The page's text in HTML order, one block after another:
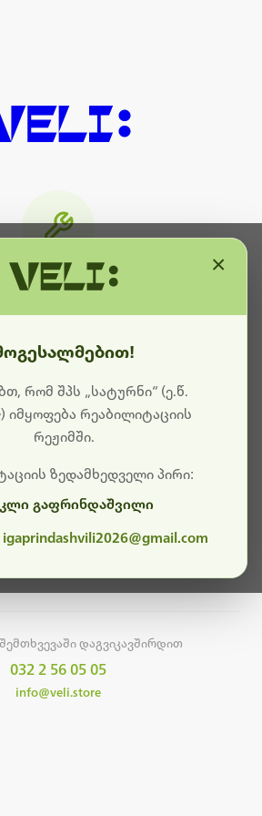
შეფერხებისთვის. ამჟამად
განახლება და ტექნიკური
სამუშაოები.
იქნება. გმადლობთ
დაგვიკავშირდით
032 2 56 05 05
info@veli.store
რომ შპს „სატურნი“ (ე.წ.
იმყოფება რეაბილიტაციის
რეჟიმში.
ზედამხედველი პირი:
გაფრინდაშვილი
igaprindashvili2026@gmail.com
×